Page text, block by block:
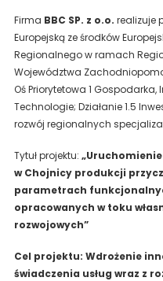
Firma BBC SP. z o.o. realizuje
Europejską ze środków
Regionalnego w ramach
Województwa
Oś Priorytetowa 1
Technologie; Działanie 1.5
rozwój regionalnych
Tytuł projektu: „Uruchomienie
w Chojnicy produkcji
parametrach
opracowanych w toku
rozwojowych”
Cel projektu: Wdrożenie
świadczenia usług wraz z